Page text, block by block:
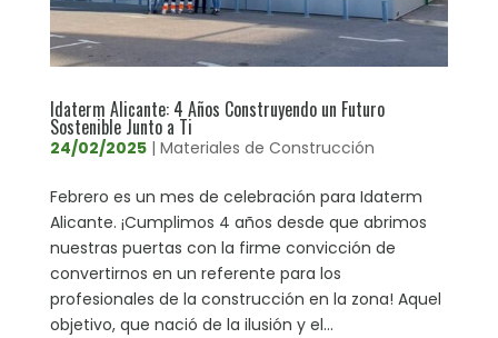
Idaterm Alicante: 4 Años Construyendo un Futuro
Sostenible Junto a Ti
24/02/2025| Materiales de Construcción
Febrero es un mes de celebración para Idaterm
Alicante. ¡Cumplimos 4 años desde que abrimos
nuestras puertas con la firme convicción de
convertirnos en un referente para los
profesionales de la construcción en la zona! Aquel
objetivo, que nació de la ilusión y el...